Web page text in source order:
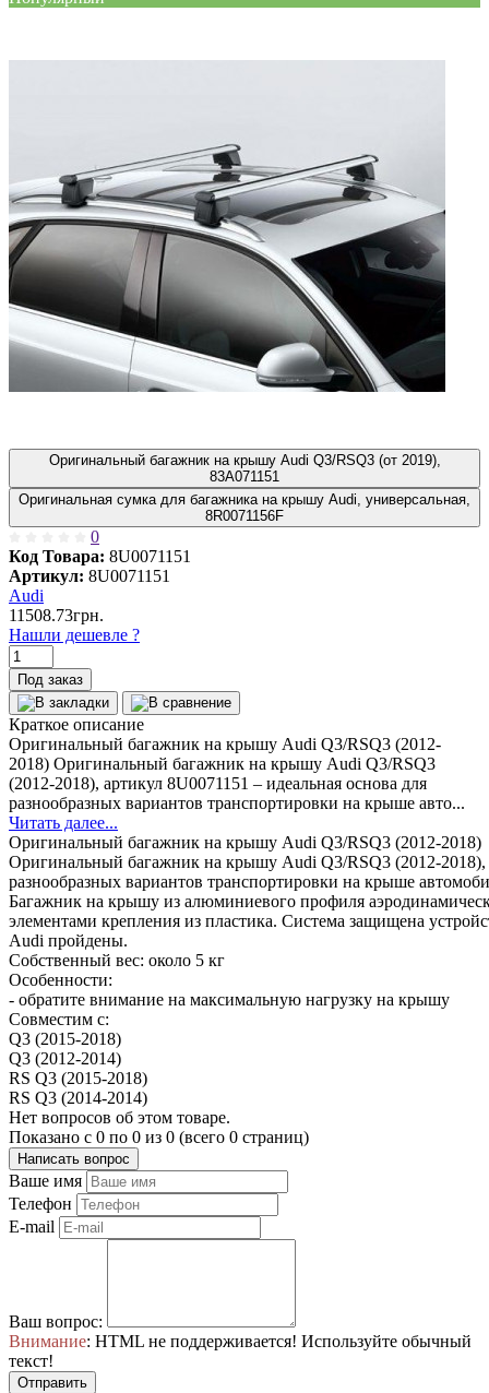
Оригинальный багажник на крышу Audi Q3/RSQ3 (от 2019),
83A071151
Оригинальная сумка для багажника на крышу Audi, универсальная,
8R0071156F
0
Код Товара: 8U0071151
Артикул: 8U0071151
Audi
11508.73грн.
Нашли дешевле ?
Под заказ
Краткое описание
Оригинальный багажник на крышу Audi Q3/RSQ3 (2012-
2018) Оригинальный багажник на крышу Audi Q3/RSQ3
(2012-2018), артикул 8U0071151 – идеальная основа для
разнообразных вариантов транспортировки на крыше авто...
Читать далее...
Оригинальный багажник на крышу Audi Q3/RSQ3 (2012-2018)
Оригинальный багажник на крышу Audi Q3/RSQ3 (2012-2018),
разнообразных вариантов транспортировки на крыше
Багажник на крышу из алюминиевого профиля
элементами крепления из пластика. Система защищена
Audi пройдены.
Собственный вес: около 5 кг
Особенности:
- обратите внимание на максимальную нагрузку на крышу
Совместим с:
Q3 (2015-2018)
Q3 (2012-2014)
RS Q3 (2015-2018)
RS Q3 (2014-2014)
Нет вопросов об этом товаре.
Показано с 0 по 0 из 0 (всего 0 страниц)
Написать вопрос
Ваше имя
Телефон
E-mail
Ваш вопрос:
Внимание: HTML не поддерживается! Используйте обычный
текст!
Отправить